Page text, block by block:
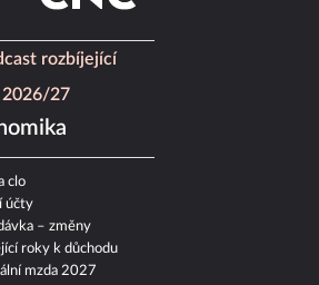
rozbíjející
2026/27
clo
účty
– změny
roky k důchodu
mzda 2027